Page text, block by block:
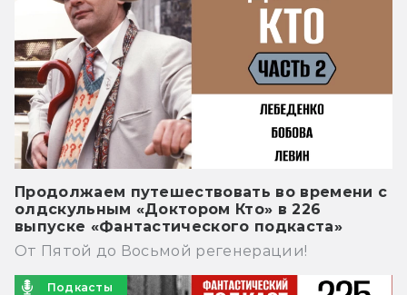
Продолжаем путешествовать во времени с
олдскульным «Доктором Кто» в 226
выпуске «Фантастического подкаста»
От Пятой до Восьмой регенерации!
Подкасты